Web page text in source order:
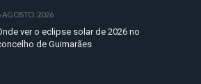
AGOSTO, 2026
ver o eclipse solar de 2026 no
de Guimarães